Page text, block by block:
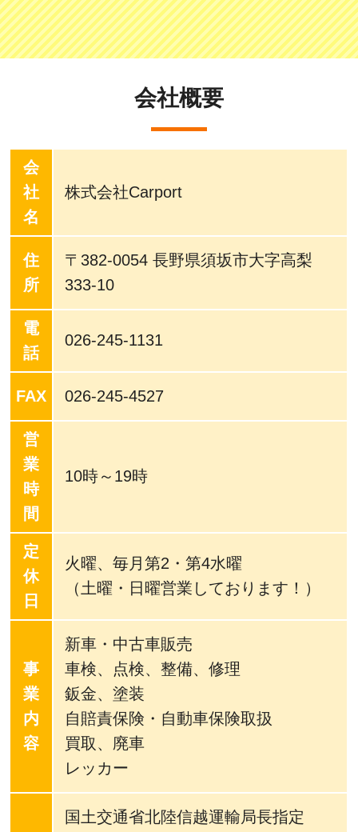
会社概要
会
社
名
株式会社Carport
住
所
〒382-0054 長野県須坂市大字高梨
333-10
電
話
026-245-1131
FAX 026-245-4527
営
業
時
間
10時～19時
定
休
日
火曜、毎月第2・第4水曜
（土曜・日曜営業しております！）
事
業
内
容
新車・中古車販売
車検、点検、整備、修理
鈑金、塗装
自賠責保険・自動車保険取扱
買取、廃車
レッカー
国土交通省北陸信越運輸局長指定